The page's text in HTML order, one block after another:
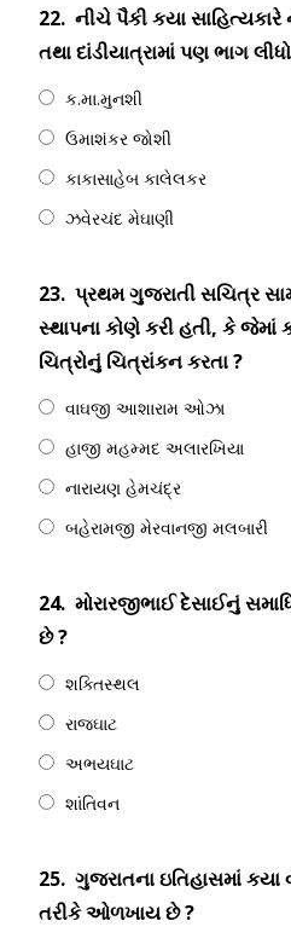
22. નીચે પૈકી કયા સાહિત્યકારે
તથા દાંડીયાત્રામાં પણ ભાગ
ક.મા.મુનશી
ઉમાશંકર જોશી
કાકાસાહેબ કાલેલકર
ઝવેરચંદ મેઘાણી
23. પ્રથમ ગુજરાતી સચિત્ર
સ્થાપના કોણે કરી હતી, કે જેમાં
ચિત્રોનું ચિત્રાંકન કરતા ?
વાઘજી આશારામ ઓઝા
હાજી મહમ્મદ અલારખિયા
નારાયણ હેમચંદ્ર
બહેરામજી મેરવાનજી મલબારી
24. મોરારજીભાઈ દેસાઈનું
છે ?
શક્તિસ્થલ
રાજઘાટ
અભયઘાટ
શાંતિવન
25. ગુજરાતના ઇતિહાસમાં
તરીકે ઓળખાય છે ?